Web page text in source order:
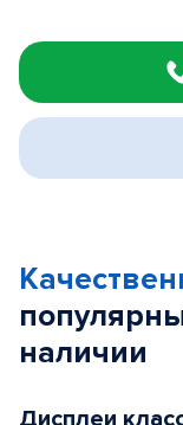
1
of
3
наличии
Дисплеи